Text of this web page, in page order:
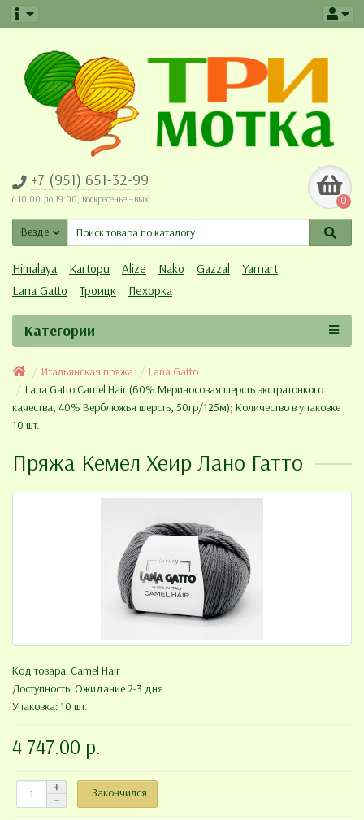
+7 (951) 651-32-99
c 10:00 до 19:00, воскресенье - вых. 0
Везде
Himalaya Kartopu Alize Nako Gazzal
Yarnart
Lana Gatto
Троицк Пехорка
Категории
Итальянская пряжа
Lana Gatto
Lana Gatto Camel Hair (60% Мериносовая шерсть экстратонкого
качества, 40% Верблюжья шерсть, 50гр/125м); Количество в упаковке
10 шт.
Пряжа Кемел Хеир Лано Гатто
Код товара:Camel Hair
Доступность: Ожидание 2-3 дня
Упаковка: 10 шт.
4 747.00 р.
Закончился